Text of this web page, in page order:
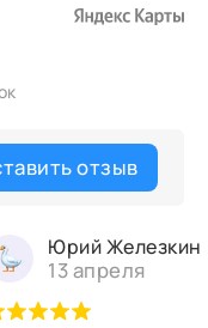
отзыв
Юрий Железкин
13 апреля